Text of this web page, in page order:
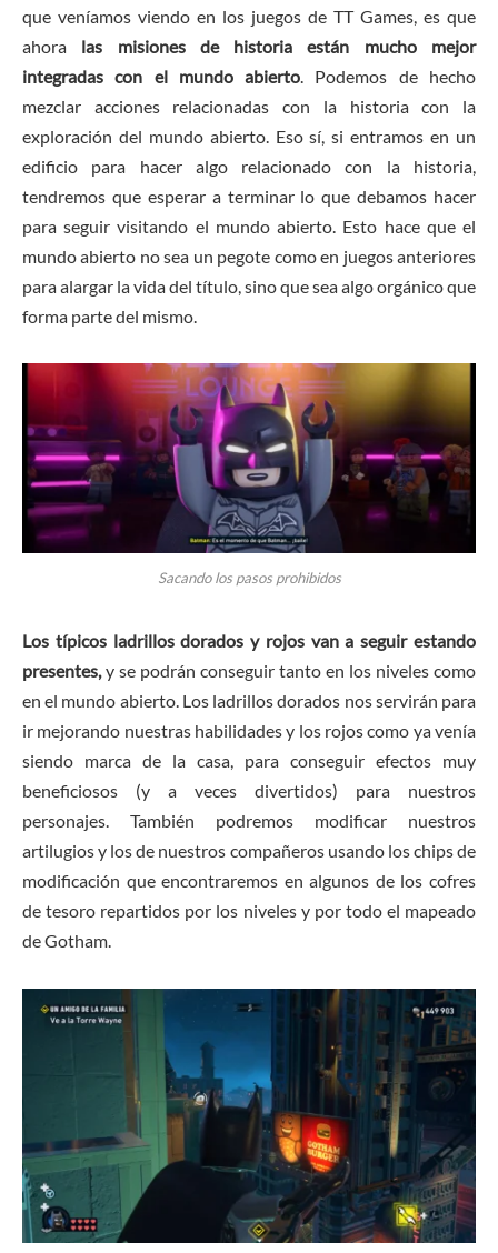
que veníamos viendo en los juegos de TT Games, es que
ahora las misiones de historia están mucho mejor
integradas con el mundo abierto . Podemos de hecho
mezclar acciones relacionadas con la historia con la
exploración del mundo abierto. Eso sí, si entramos en un
edificio para hacer algo relacionado con la historia,
tendremos que esperar a terminar lo que debamos hacer
para seguir visitando el mundo abierto. Esto hace que el
mundo abierto no sea un pegote como en juegos anteriores
para alargar la vida del título, sino que sea algo orgánico que
forma parte del mismo.
Sacando los pasos prohibidos
Los típicos ladrillos dorados y rojos van a seguir estando
presentes,y se podrán conseguir tanto en los niveles como
en el mundo abierto. Los ladrillos dorados nos servirán para
ir mejorando nuestras habilidades y los rojos como ya venía
siendo marca de la casa, para conseguir efectos muy
beneficiosos (y a veces divertidos) para nuestros
personajes. También podremos modificar nuestros
artilugios y los de nuestros compañeros usando los chips de
modificación que encontraremos en algunos de los cofres
de tesoro repartidos por los niveles y por todo el mapeado
de Gotham.